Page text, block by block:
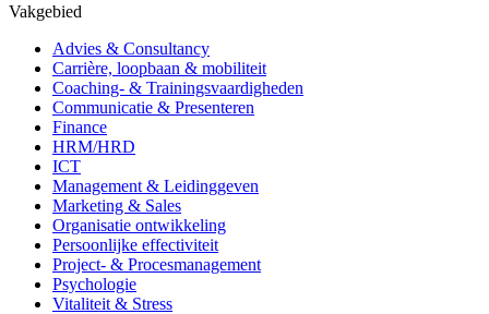
Vakgebied
Advies & Consultancy
Carrière, loopbaan & mobiliteit
Coaching- & Trainingsvaardigheden
Communicatie & Presenteren
Finance
HRM/HRD
ICT
Management & Leidinggeven
Marketing & Sales
Organisatie ontwikkeling
Persoonlijke effectiviteit
Project- & Procesmanagement
Psychologie
Vitaliteit & Stress